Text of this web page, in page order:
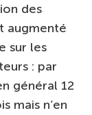
des
augmenté
sur les
: par
général 12
mais n’en